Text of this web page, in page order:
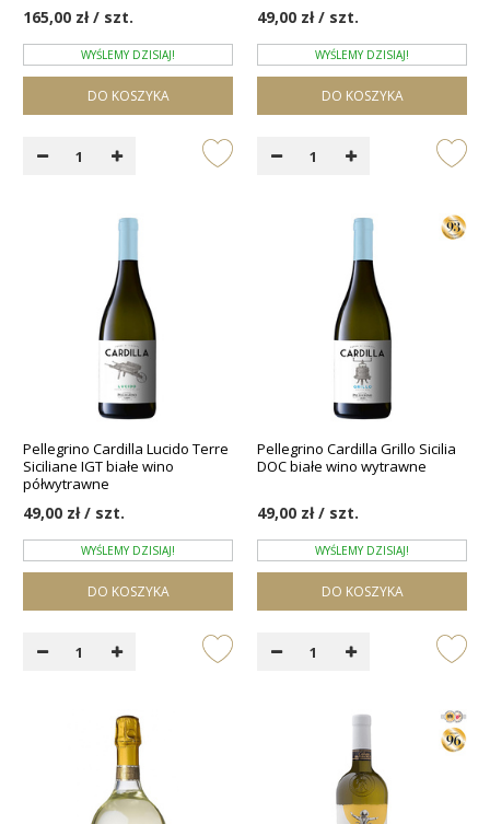
165,00 zł / szt.
WYŚLEMY DZISIAJ!
DO KOSZYKA
49,00 zł / szt.
WYŚLEMY DZISIAJ!
DO KOSZYKA
Pellegrino Cardilla Lucido Terre
Siciliane IGT białe wino
półwytrawne
49,00 zł / szt.
WYŚLEMY DZISIAJ!
DO KOSZYKA
Pellegrino Cardilla Grillo Sicilia
DOC białe wino wytrawne
49,00 zł / szt.
WYŚLEMY DZISIAJ!
DO KOSZYKA